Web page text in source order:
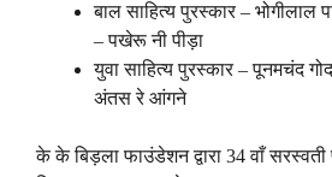
बाल साहित्य पुरस्कार – भोगीलाल
– पखेरू नी पीड़ा
युवा साहित्य पुरस्कार – पूनमचंद
अंतस रे आंगने
के के बिड़ला फाउंडेशन द्वारा 34 वाँ